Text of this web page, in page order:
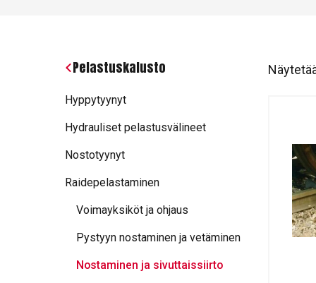
Pelastuskalusto
Hyppytyynyt
Hydrauliset pelastusvälineet
Nostotyynyt
Raidepelastaminen
Voimayksiköt ja ohjaus
Pystyyn nostaminen ja vetäminen
Nostaminen ja sivuttaissiirto